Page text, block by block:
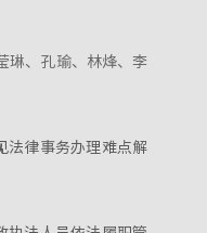
琳、孔瑜、林烽、李
法律事务办理难点解